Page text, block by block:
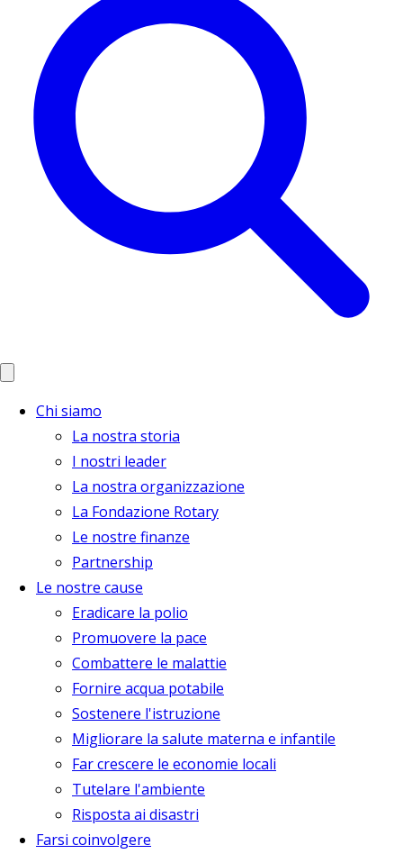
Chi siamo
La nostra storia
I nostri leader
La nostra organizzazione
La Fondazione Rotary
Le nostre finanze
Partnership
Le nostre cause
Eradicare la polio
Promuovere la pace
Combattere le malattie
Fornire acqua potabile
Sostenere l'istruzione
Migliorare la salute materna e infantile
Far crescere le economie locali
Tutelare l'ambiente
Risposta ai disastri
Farsi coinvolgere